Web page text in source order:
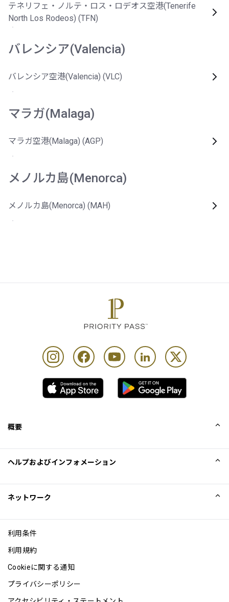
テネリフェ・ノルテ・ロス・ロデオス空港(Tenerife
North Los Rodeos) (TFN)
バレンシア(Valencia)
バレンシア空港(Valencia) (VLC)
マラガ(Malaga)
マラガ空港(Malaga) (AGP)
メノルカ島(Menorca)
メノルカ島(Menorca) (MAH)
概要
Excellence Awards
ブログ
ヘルプおよびインフォメーション
ネットワーク
利用条件
利用規約
Cookieに関する通知
プライバシーポリシー